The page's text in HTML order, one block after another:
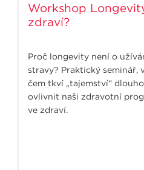
Workshop
zdraví?
Proč longevity není o
stravy? Praktický seminář,
čem tkví „tajemství“
ovlivnit naši zdravotní
ve zdraví.